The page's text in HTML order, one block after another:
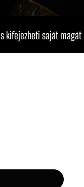
kifejezheti saját magát